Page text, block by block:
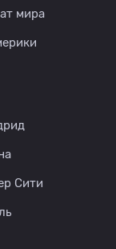
мира
Сити